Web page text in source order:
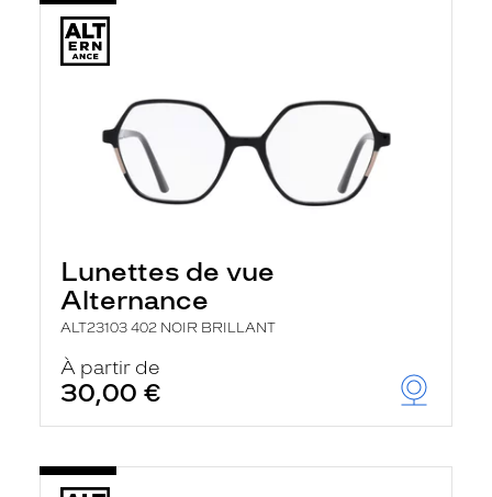
Lunettes de vue
Alternance
ALT23103 402 NOIR BRILLANT
À partir de
30,00 €